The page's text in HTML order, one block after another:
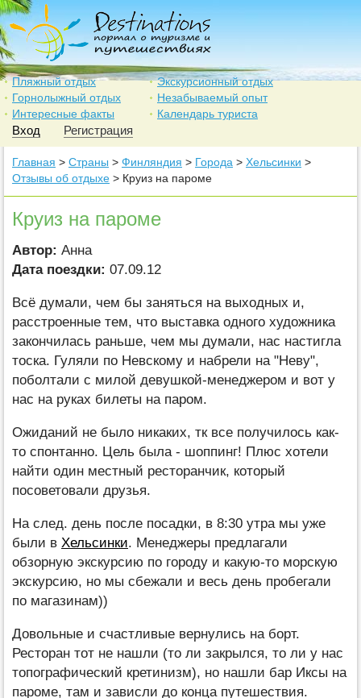
Пляжный отдых
Экскурсионный отдых
Горнолыжный отдых
Незабываемый опыт
Интересные факты
Календарь туриста
Вход Регистрация
Главная > Страны > Финляндия > Города > Хельсинки >
Отзывы об отдыхе > Круиз на пароме
Круиз на пароме
Автор: Анна
Дата поездки: 07.09.12
Всё думали, чем бы заняться на выходных и,
расстроенные тем, что выставка одного художника
закончилась раньше, чем мы думали, нас настигла
тоска. Гуляли по Невскому и набрели на "Неву",
поболтали с милой девушкой-менеджером и вот у
нас на руках билеты на паром.
Ожиданий не было никаких, тк все получилось как-
то спонтанно. Цель была - шоппинг! Плюс хотели
найти один местный ресторанчик, который
посоветовали друзья.
На след. день после посадки, в 8:30 утра мы уже
были в Хельсинки. Менеджеры предлагали
обзорную экскурсию по городу и какую-то морскую
экскурсию, но мы сбежали и весь день пробегали
по магазинам))
Довольные и счастливые вернулись на борт.
Ресторан тот не нашли (то ли закрылся, то ли у нас
топографический кретинизм), но нашли бар Иксы на
пароме, там и зависли до конца путешествия.